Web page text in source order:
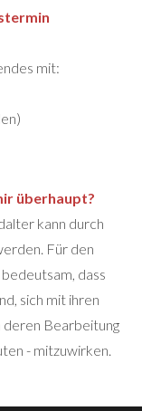
mit:
überhaupt?
kann durch
Für den
dass
sich mit ihren
deren Bearbeitung
- mitzuwirken.